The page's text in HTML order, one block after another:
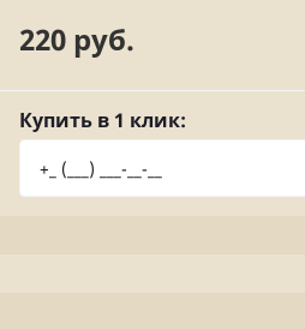
220 руб.
Купить в 1 клик: